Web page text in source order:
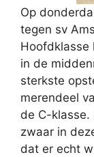
Op
tegen sv
Hoofdklasse
in de
sterkste
merendeel
de C-
zwaar in
dat er echt